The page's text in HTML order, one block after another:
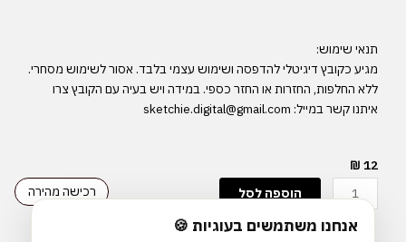
תנאי שימוש:
מגיע כקובץדיגיטלילהדפסה ושימוש עצמיבלבד. אסורלשימוש מסחרי.
ללא החלפות, החזרות או החזר כספי. במידה וישבעיה עם הקובץ צרו
איתנוקשרבמייל: sketchie.digital@gmail.com
₪ 12
רכישה מהירה
כמות
של
הוספה לסל
אנחנו משתמשים בעוגיות 🍪